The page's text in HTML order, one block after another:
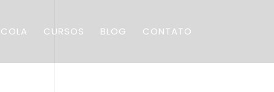
CURSOS BLOG CONTATO